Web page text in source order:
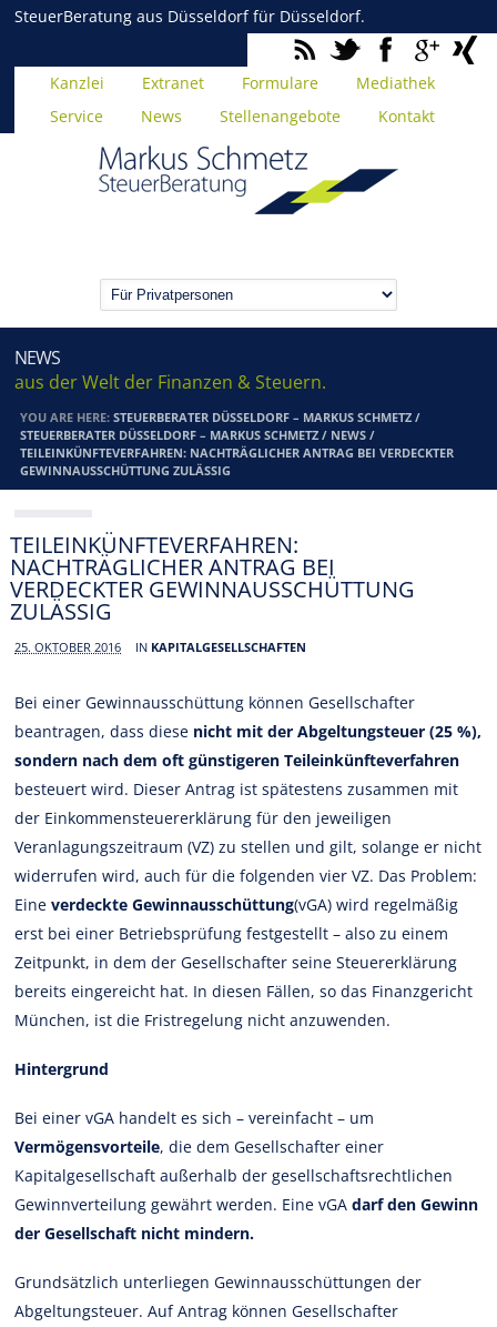
SteuerBeratung aus Düsseldorf für Düsseldorf.
Kanzlei Extranet Formulare
Mediathek
Service
News Stellenangebote Kontakt
NEWS
aus der Welt der Finanzen & Steuern.
YOU ARE HERE:STEUERBERATER DÜSSELDORF – MARKUS SCHMETZ /
STEUERBERATER DÜSSELDORF – MARKUS SCHMETZ / NEWS /
TEILEINKÜNFTEVERFAHREN: NACHTRÄGLICHER ANTRAG BEI VERDECKTER
GEWINNAUSSCHÜTTUNG ZULÄSSIG
TEILEINKÜNFTEVERFAHREN:
NACHTRÄGLICHER ANTRAG BEI
VERDECKTER GEWINNAUSSCHÜTTUNG
ZULÄSSIG
25. OKTOBER 2016 IN KAPITALGESELLSCHAFTEN
Bei einer Gewinnausschüttung können Gesellschafter
beantragen, dass diese nicht mit der Abgeltungsteuer (25 %),
sondern nach dem oft günstigeren Teileinkünfteverfahren
besteuert wird. Dieser Antrag ist spätestens zusammen mit
der Einkommensteuererklärung für den jeweiligen
Veranlagungszeitraum (VZ) zu stellen und gilt, solange er nicht
widerrufen wird, auch für die folgenden vier VZ. Das Problem:
Eineverdeckte Gewinnausschüttung(vGA) wird regelmäßig
erst bei einer Betriebsprüfung festgestellt – also zu einem
Zeitpunkt, in dem der Gesellschafter seine Steuererklärung
bereits eingereicht hat. In diesen Fällen, so das Finanzgericht
München, ist die Fristregelung nicht anzuwenden.
Hintergrund
Bei einer vGA handelt es sich – vereinfacht – um
Vermögensvorteile, die dem Gesellschafter einer
Kapitalgesellschaft außerhalb der gesellschaftsrechtlichen
Gewinnverteilung gewährt werden. Eine vGAdarf den Gewinn
der Gesellschaft nicht mindern.
Grundsätzlich unterliegen Gewinnausschüttungen der
Abgeltungsteuer. Auf Antrag können Gesellschafter